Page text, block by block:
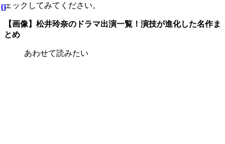
ェックしてみてください。
【画像】松井玲奈のドラマ出演一覧！演技が進化した名作ま
とめ
あわせて読みたい